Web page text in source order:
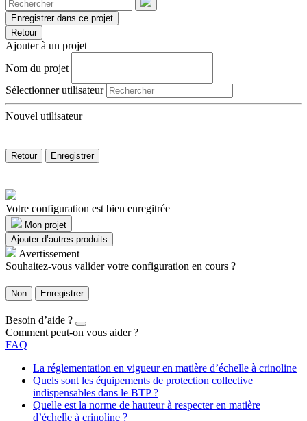
Enregistrer dans ce projet
Retour
Ajouter à un projet
Nom du projet
Sélectionner utilisateur
Nouvel utilisateur
Retour Enregistrer
Votre configuration est bien enregitrée
Mon projet
Ajouter d’autres produits
Avertissement
Souhaitez-vous valider votre configuration en cours ?
Non Enregistrer
Besoin d’aide ?
Comment peut-on vous aider ?
FAQ
La réglementation en vigueur en matière d’échelle à crinoline
Quels sont les équipements de protection collective
indispensables dans le BTP ?
Quelle est la norme de hauteur à respecter en matière
d’échelle à crinoline ?